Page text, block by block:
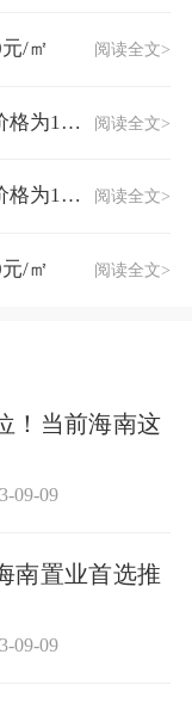
/㎡ 阅读全文>
双大·野奢世界目前在售，销售价格为19000元/㎡ 阅读全文>
双大·野奢世界目前在售，销售价格为19000元/㎡ 阅读全文>
/㎡ 阅读全文>
！当前海南这
09-09
南置业首选推
09-09